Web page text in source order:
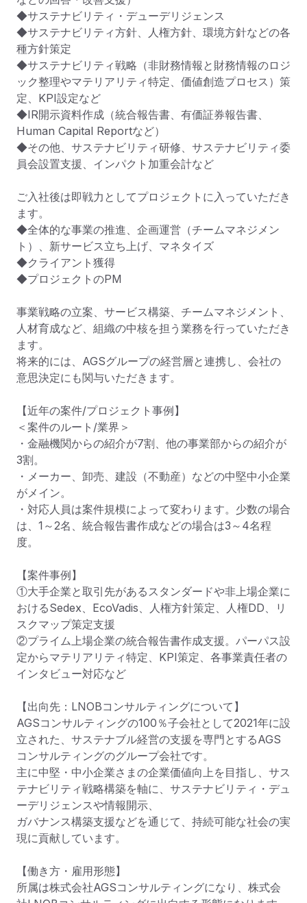
◆サステナビリティ・デューデリジェンス
◆サステナビリティ方針、人権方針、環境方針などの各
種方針策定
◆サステナビリティ戦略（非財務情報と財務情報のロジ
ック整理やマテリアリティ特定、価値創造プロセス）策
定、KPI設定など
◆IR開示資料作成（統合報告書、有価証券報告書、
Human Capital Reportなど）
◆その他、サステナビリティ研修、サステナビリティ委
員会設置支援、インパクト加重会計など
ご入社後は即戦力としてプロジェクトに入っていただき
ます。
◆全体的な事業の推進、企画運営（チームマネジメン
ト）、新サービス立ち上げ、マネタイズ
◆クライアント獲得
◆プロジェクトのPM
事業戦略の立案、サービス構築、チームマネジメント、
人材育成など、組織の中核を担う業務を行っていただき
ます。
将来的には、AGSグループの経営層と連携し、会社の
意思決定にも関与いただきます。
【近年の案件/プロジェクト事例】
＜案件のルート/業界＞
・金融機関からの紹介が7割、他の事業部からの紹介が
3割。
・メーカー、卸売、建設（不動産）などの中堅中小企業
がメイン。
・対応人員は案件規模によって変わります。少数の場合
は、1～2名、統合報告書作成などの場合は3～4名程
度。
【案件事例】
①大手企業と取引先があるスタンダードや非上場企業に
おけるSedex、EcoVadis、人権方針策定、人権DD、リ
スクマップ策定支援
②プライム上場企業の統合報告書作成支援。パーパス設
定からマテリアリティ特定、KPI策定、各事業責任者の
インタビュー対応など
【出向先：LNOBコンサルティングについて】
AGSコンサルティングの100％子会社として2021年に設
立された、サステナブル経営の支援を専門とするAGS
コンサルティングのグループ会社です。
主に中堅・中小企業さまの企業価値向上を目指し、サス
テナビリティ戦略構築を軸に、サステナビリティ・デュ
ーデリジェンスや情報開示、
ガバナンス構築支援などを通じて、持続可能な社会の実
現に貢献しています。
【働き方・雇用形態】
所属は株式会社AGSコンサルティングになり、株式会